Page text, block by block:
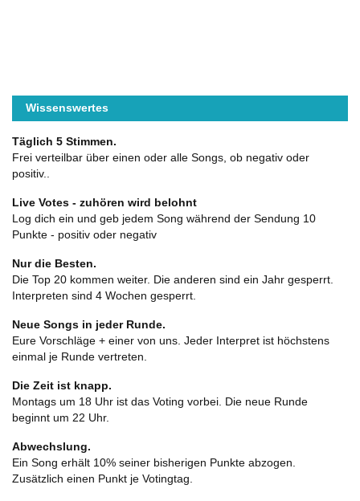
Wissenswertes
Täglich 5 Stimmen.
Frei verteilbar über einen oder alle Songs, ob negativ oder
positiv..
Live Votes - zuhören wird belohnt
Log dich ein und geb jedem Song während der Sendung 10
Punkte - positiv oder negativ
Nur die Besten.
Die Top 20 kommen weiter. Die anderen sind ein Jahr gesperrt.
Interpreten sind 4 Wochen gesperrt.
Neue Songs in jeder Runde.
Eure Vorschläge + einer von uns. Jeder Interpret ist höchstens
einmal je Runde vertreten.
Die Zeit ist knapp.
Montags um 18 Uhr ist das Voting vorbei. Die neue Runde
beginnt um 22 Uhr.
Abwechslung.
Ein Song erhält 10% seiner bisherigen Punkte abzogen.
Zusätzlich einen Punkt je Votingtag.